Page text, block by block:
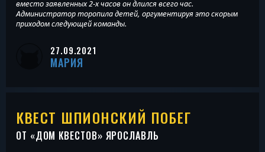
вместо заявленных 2-х часов он длился всего час.
Администратор торопила детей, оргументируя это скорым
приходом следующей команды.
27.09.2021
МАРИЯ
КВЕСТ ШПИОНСКИЙ ПОБЕГ
ОТ «ДОМ КВЕСТОВ» ЯРОСЛАВЛЬ